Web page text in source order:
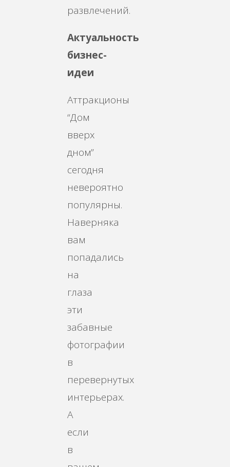
развлечений.
Актуальность
бизнес-
идеи
Аттракционы
“Дом
вверх
дном”
сегодня
невероятно
популярны.
Наверняка
вам
попадались
на
глаза
эти
забавные
фотографии
в
перевернутых
интерьерах.
А
если
в